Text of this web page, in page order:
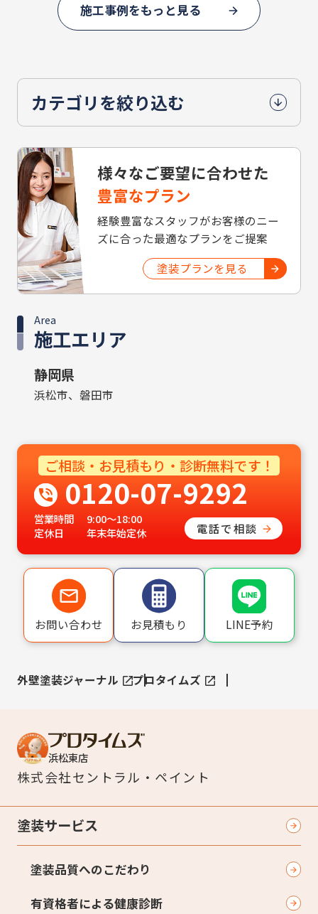
施工事例をもっと見る
カテゴリを絞り込む
様々なご要望に合わせた
豊富なプラン
経験豊富なスタッフがお客様のニー
ズに合った最適なプランをご提案
塗装プランを見る
施工エリア
Area
静岡県
浜松市、磐田市
ご相談・お見積もり・診断無料です！
0120-07-9292
営業時間
9:00〜18:00
定休日
年末年始定休 電話で相談
お問い合わせ お見積もり LINE予約
外壁塗装ジャーナル プロタイムズ
浜松東店
株式会社セントラル・ペイント
塗装サービス
塗装品質へのこだわり
有資格者による健康診断